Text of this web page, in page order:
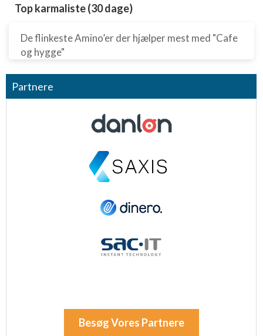
Top karmaliste (30 dage)
De flinkeste Amino’er der hjælper mest med "Cafe
og hygge"
Partnere
Besøg Vores Partnere